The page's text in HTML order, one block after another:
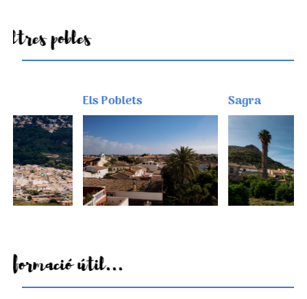
Altres pobles
Els Poblets Sagra
Informació útil...